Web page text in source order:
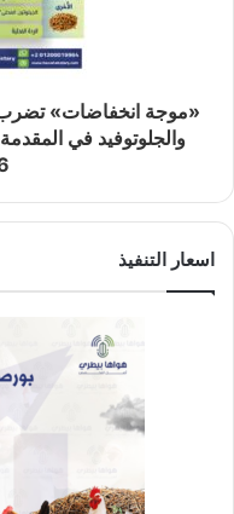
«موجة انخفاضات» تضرب
والجلوتوفيد في
اسعار التنفيذ